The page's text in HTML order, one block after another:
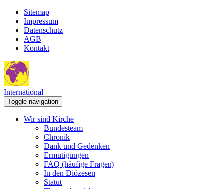
Sitemap
Impressum
Datenschutz
AGB
Kontakt
International
Toggle navigation
Wir sind Kirche
Bundesteam
Chronik
Dank und Gedenken
Ermutigungen
FAQ (häufige Fragen)
In den Diözesen
Statut